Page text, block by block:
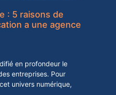
: 5 raisons de
a une agence
en profondeur le
entreprises. Pour
univers numérique,